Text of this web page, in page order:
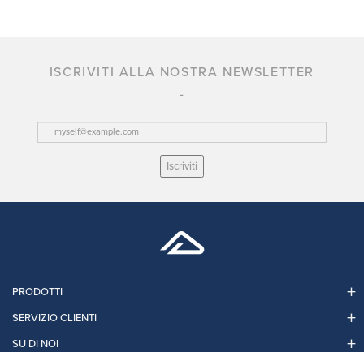
ISCRIVITI ALLA NOSTRA NEWSLETTER
Iscriviti
PRODOTTI
SERVIZIO CLIENTI
SU DI NOI